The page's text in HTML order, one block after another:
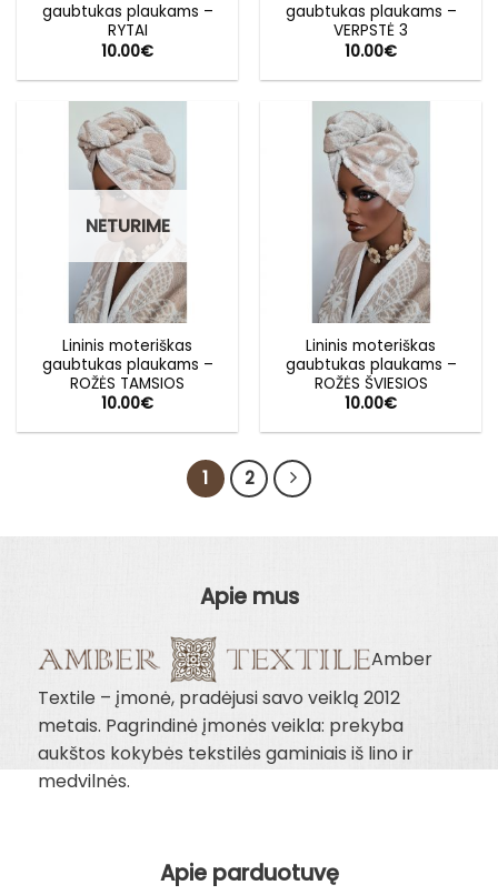
gaubtukas plaukams –
RYTAI
10.00€
gaubtukas plaukams –
VERPSTĖ 3
10.00€
NETURIME
Lininis moteriškas
gaubtukas plaukams –
ROŽĖS TAMSIOS
10.00€
Lininis moteriškas
gaubtukas plaukams –
ROŽĖS ŠVIESIOS
10.00€
1 2
Apie mus
Amber
Textile – įmonė, pradėjusi savo veiklą 2012
metais. Pagrindinė įmonės veikla: prekyba
aukštos kokybės tekstilės gaminiais iš lino ir
medvilnės.
Apie parduotuvę